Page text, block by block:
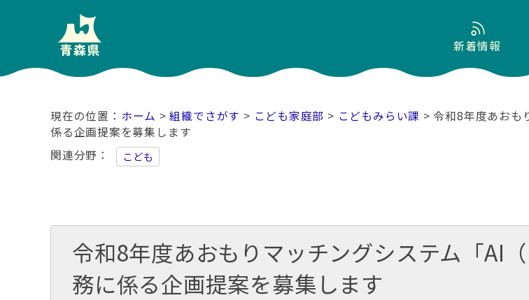
新着情報
ホーム >組織でさがす > こども家庭部 > こどもみらい課 > 令和8年度あおも
係る企画提案を募集します
関連分野
こども
令和8年度あおもりマッチングシステム「AI
務に係る企画提案を募集します